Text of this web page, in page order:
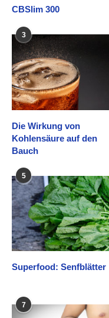
CBSlim 300
3
Die Wirkung von
Kohlensäure auf den
Bauch
5
Superfood: Senfblätter
7